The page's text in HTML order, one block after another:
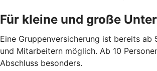
Für kleine und große
Eine Gruppenversicherung ist bereits ab
und Mitarbeitern möglich. Ab 10
Abschluss besonders.